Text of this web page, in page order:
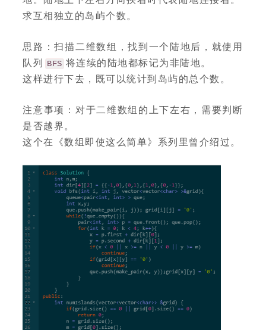
求互相独立的岛屿个数。
思路：扫描二维数组，找到一个陆地后，就使用
队列 BFS 将连续的陆地都标记为非陆地。
这样进行下去，既可以统计到岛屿的总个数。
注意事项：对于二维数组的上下左右，需要判断
是否越界。
这个在《数组即使这么简单》系列里曾介绍过。